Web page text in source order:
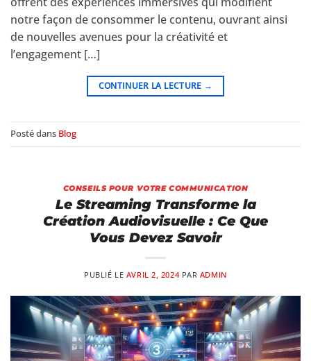
notre façon de consommer le contenu, ouvrant ainsi
de nouvelles avenues pour la créativité et
l’engagement […]
CONTINUER LA LECTURE →
Posté dans Blog
CONSEILS POUR VOTRE COMMUNICATION
Le Streaming Transforme la
Création Audiovisuelle : Ce Que
Vous Devez Savoir
PUBLIÉ LE AVRIL 2, 2024 PAR ADMIN